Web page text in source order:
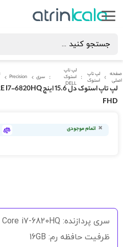
صفحه
اصلی
لپ تاپ
استوک
لپ تاپ
استوک
DELL
سری Precision
FHD
اتمام موجودی
سری پردازنده: Core i7-6820HQ
ظرفیت حافظه رم: 16GB